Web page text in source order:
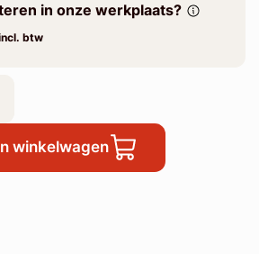
in onze werkplaats?
btw
winkelwagen